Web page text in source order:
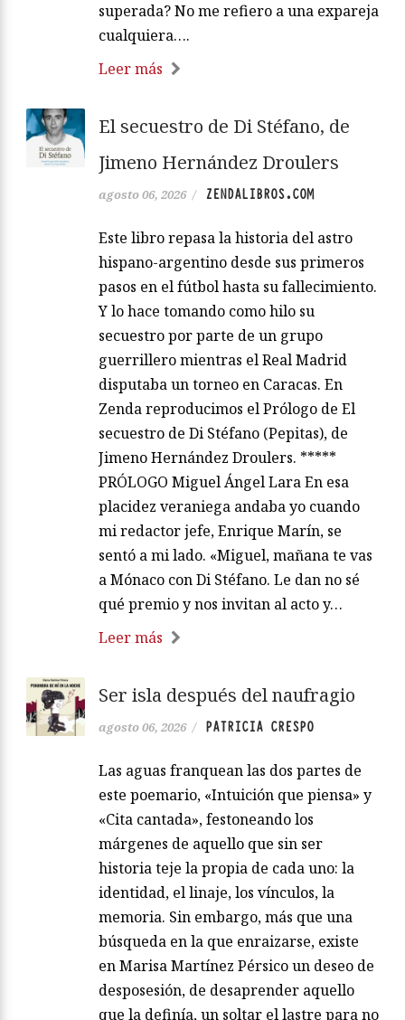
superada? No me refiero a una expareja
cualquiera….
Leer más
El secuestro de Di Stéfano, de
Jimeno Hernández Droulers
agosto 06, 2026 / ZENDALIBROS.COM
Este libro repasa la historia del astro
hispano-argentino desde sus primeros
pasos en el fútbol hasta su fallecimiento.
Y lo hace tomando como hilo su
secuestro por parte de un grupo
guerrillero mientras el Real Madrid
disputaba un torneo en Caracas. En
Zenda reproducimos el Prólogo de El
secuestro de Di Stéfano (Pepitas), de
Jimeno Hernández Droulers. *****
PRÓLOGO Miguel Ángel Lara En esa
placidez veraniega andaba yo cuando
mi redactor jefe, Enrique Marín, se
sentó a mi lado. «Miguel, mañana te vas
a Mónaco con Di Stéfano. Le dan no sé
qué premio y nos invitan al acto y…
Leer más
Ser isla después del naufragio
agosto 06, 2026 / PATRICIA CRESPO
Las aguas franquean las dos partes de
este poemario, «Intuición que piensa» y
«Cita cantada», festoneando los
márgenes de aquello que sin ser
historia teje la propia de cada uno: la
identidad, el linaje, los vínculos, la
memoria. Sin embargo, más que una
búsqueda en la que enraizarse, existe
en Marisa Martínez Pérsico un deseo de
desposesión, de desaprender aquello
que la definía, un soltar el lastre para no